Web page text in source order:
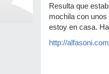
Resulta que
mochila con
estoy en casa.
http://